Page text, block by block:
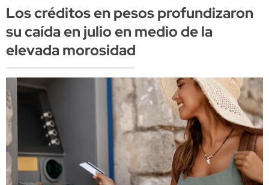
Los créditos en pesos profundizaron
su caída en julio en medio de la
elevada morosidad